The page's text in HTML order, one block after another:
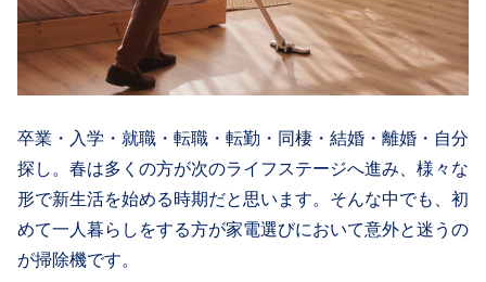
卒業・入学・就職・転職・転勤・同棲・結婚・離婚・自分
探し。春は多くの方が次のライフステージへ進み、様々な
形で新生活を始める時期だと思います。そんな中でも、初
めて一人暮らしをする方が家電選びにおいて意外と迷うの
が掃除機です。